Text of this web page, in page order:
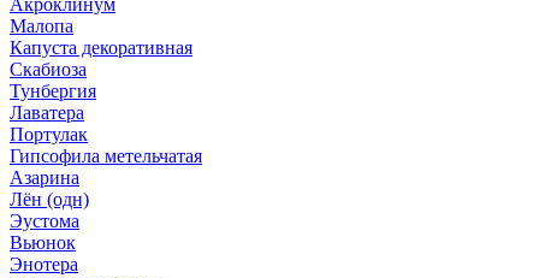
Акроклинум
Малопа
Капуста декоративная
Скабиоза
Тунбергия
Лаватера
Портулак
Гипсофила метельчатая
Азарина
Лён (одн)
Эустома
Вьюнок
Энотера